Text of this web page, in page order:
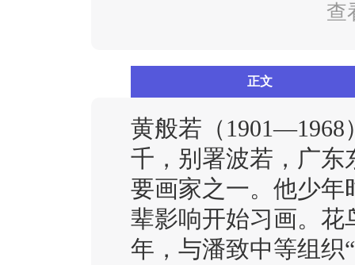
查
正文
黄般若（1901—1968
千，别署波若，广东
要画家之一。他少年
辈影响开始习画。花
年，与潘致中等组织